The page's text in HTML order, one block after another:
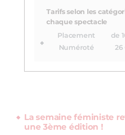
Tarifs selon les
chaque spectacle
Placement
Numéroté
de
26
La semaine féministe
une 3ème édition !